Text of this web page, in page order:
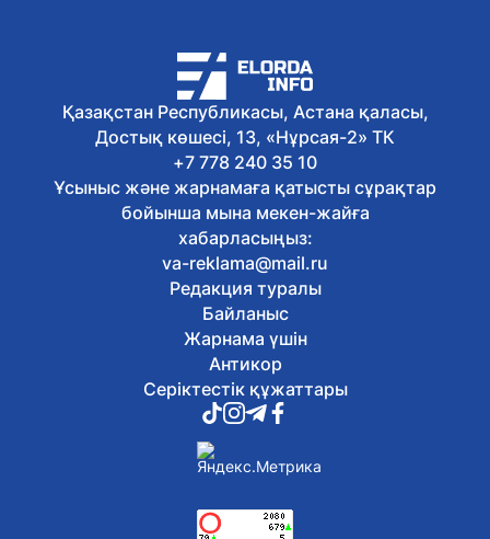
6 тамыз, 2026
Қазақстанда «Әділетті қоғамға
шыншыл сөз» атты кітап жарық көрді
6 тамыз, 2026
Олжас Бектенов Еуразиялық
үкіметаралық кеңестің шағын
құрамдағы отырысына қатысты
6 тамыз, 2026
Экологиялық кодекс жаңартылды: не
өзгереді?
6 тамыз, 2026
Қазақстан театрларында балаларға
арналған қойылымдар көбейіп келеді
6 тамыз, 2026
Жалақыдан ұсталған алиментті
аудармаған жұмыс беруші жауапқа
тартылды
6 тамыз, 2026
Балаларды интернет-алаяқтардан
қалай қорғауға болады
Отандық өндірушілермен жеңіл
өнеркәсіпті дамыту мәселелері
Қазақстан Республикасы, Астана қаласы,
Достық көшесі, 13, «Нұрсая-2» ТК
+7 778 240 35 10
Ұсыныс және жарнамаға қатысты сұрақтар
бойынша мына мекен-жайға
хабарласыңыз:
va-reklama@mail.ru
Редакция туралы
Байланыс
Жарнама үшін
Антикор
Серіктестік құжаттары